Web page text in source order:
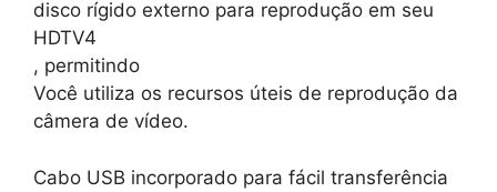
disco rígido externo para reprodução em seu
HDTV4
, permitindo
Você utiliza os recursos úteis de reprodução da
câmera de vídeo.
Cabo USB incorporado para fácil transferência